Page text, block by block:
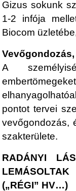
Gizus sokunk
1-2 infója
Biocom
A
pontot tervei
vevőgondozás,
szakterülete.
RADÁNYI
LEMÁSOLTAK
(„RÉGI” HV…)